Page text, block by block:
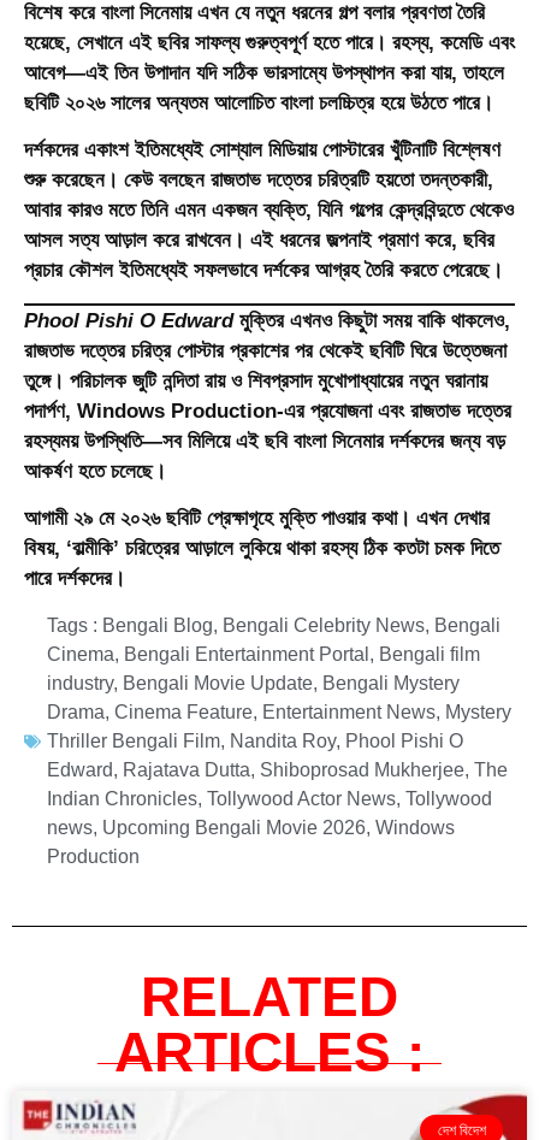
বিশেষ করে বাংলা সিনেমায় এখন যে নতুন ধরনের গল্প বলার প্রবণতা তৈরি
হয়েছে, সেখানে এই ছবির সাফল্য গুরুত্বপূর্ণ হতে পারে। রহস্য, কমেডি এবং
আবেগ—এই তিন উপাদান যদি সঠিক ভারসাম্যে উপস্থাপন করা যায়, তাহলে
ছবিটি ২০২৬ সালের অন্যতম আলোচিত বাংলা চলচ্চিত্র হয়ে উঠতে পারে।
দর্শকদের একাংশ ইতিমধ্যেই সোশ্যাল মিডিয়ায় পোস্টারের খুঁটিনাটি বিশ্লেষণ
শুরু করেছেন। কেউ বলছেন রাজতাভ দত্তের চরিত্রটি হয়তো তদন্তকারী,
আবার কারও মতে তিনি এমন একজন ব্যক্তি, যিনি গল্পের কেন্দ্রবিন্দুতে থেকেও
আসল সত্য আড়াল করে রাখবেন। এই ধরনের জল্পনাই প্রমাণ করে, ছবির
প্রচার কৌশল ইতিমধ্যেই সফলভাবে দর্শকের আগ্রহ তৈরি করতে পেরেছে।
Phool Pishi O Edwardমুক্তির এখনও কিছুটা সময় বাকি থাকলেও,
রাজতাভ দত্তের চরিত্র পোস্টার প্রকাশের পর থেকেই ছবিটি ঘিরে উত্তেজনা
তুঙ্গে। পরিচালক জুটি নন্দিতা রায় ও শিবপ্রসাদ মুখোপাধ্যায়ের নতুন ঘরানায়
পদার্পণ, Windows Production-এর প্রযোজনা এবং রাজতাভ দত্তের
রহস্যময় উপস্থিতি—সব মিলিয়ে এই ছবি বাংলা সিনেমার দর্শকদের জন্য বড়
আকর্ষণ হতে চলেছে।
আগামী ২৯ মে ২০২৬ ছবিটি প্রেক্ষাগৃহে মুক্তি পাওয়ার কথা। এখন দেখার
বিষয়, ‘বাল্মীকি’ চরিত্রের আড়ালে লুকিয়ে থাকা রহস্য ঠিক কতটা চমক দিতে
পারে দর্শকদের।
Tags : Bengali Blog, Bengali Celebrity News, Bengali
Cinema, Bengali Entertainment Portal , Bengali film
industry, Bengali Movie Update, Bengali Mystery
Drama, Cinema Feature, Entertainment News, Mystery
Thriller Bengali Film, Nandita Roy, Phool Pishi O
Edward, Rajatava Dutta, Shiboprosad Mukherjee, The
Indian Chronicles, Tollywood Actor News, Tollywood
news, Upcoming Bengali Movie 2026, Windows
Production
RELATED
ARTICLES :
দেশ বিদেশ